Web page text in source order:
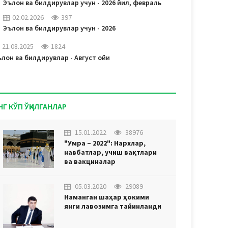
Эълон ва билдирувлар учун - 2026 йил, февраль
02.02.2026
397
Эълон ва билдирувлар учун - 2026
21.08.2025
1824
ва билдирувлар - Август ойи
КЎП ЎҚИЛГАНЛАР
15.01.2022
38976
"Умра – 2022": Нархлар,
навбатлар, учиш вақтлари
ва вакциналар
05.03.2020
29089
Наманган шаҳар ҳокими
янги лавозимга тайинланди